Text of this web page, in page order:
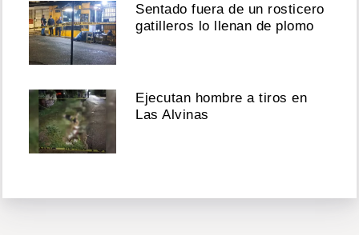
Sentado fuera de un rosticero
gatilleros lo llenan de plomo
Ejecutan hombre a tiros en
Las Alvinas